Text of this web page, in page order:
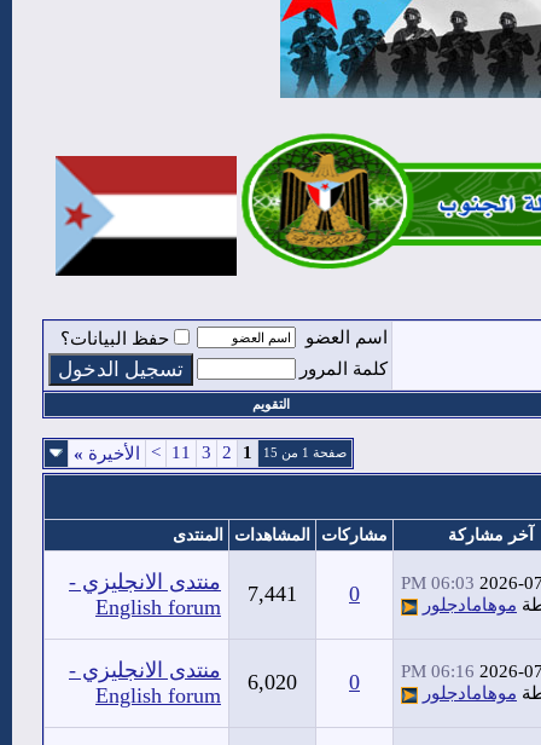
اسم العضو
حفظ البيانات؟
كلمة المرور
التقويم
صفحة 1 من 15 1
2
3
11
> الأخيرة »
آخر مشاركة مشاركات المشاهدات المنتدى
2026-
06:03 PM
موهامادجلور 0
7,441
منتدى الانجليزي -
English forum
2026-
06:16 PM
موهامادجلور 0
6,020
منتدى الانجليزي -
English forum